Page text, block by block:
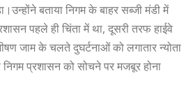
बताया निगम के बाहर सब्जी मंडी में
पहले ही चिंता में था, दूसरी तरफ हाईवे
जाम के चलते दुघर्टनाओं को लगातार न्योता
प्रशासन को सोचने पर मजबूर होना